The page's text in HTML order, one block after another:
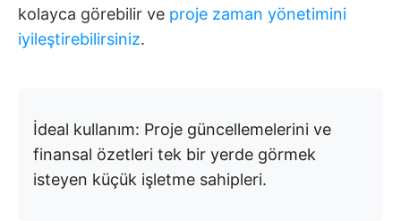
kolayca görebilir ve proje zaman yönetimini
iyileştirebilirsiniz.
İdeal kullanım: Proje güncellemelerini ve
finansal özetleri tek bir yerde görmek
isteyen küçük işletme sahipleri.